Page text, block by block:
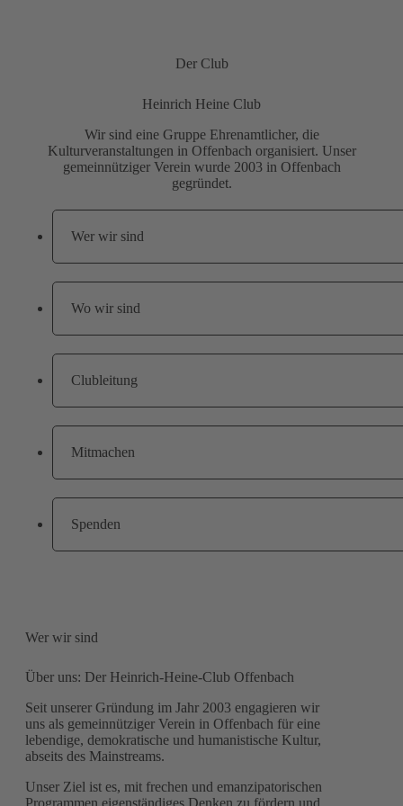
Der Club
Heinrich Heine Club
Wir sind eine Gruppe Ehrenamtlicher, die
Kulturveranstaltungen in Offenbach organisiert. Unser
gemeinnütziger Verein wurde 2003 in Offenbach
gegründet.
Wer wir sind
Wo wir sind
Clubleitung
Mitmachen
Spenden
Wer wir sind
Über uns: Der Heinrich-Heine-Club Offenbach
Seit unserer Gründung im Jahr 2003 engagieren wir
uns als gemeinnütziger Verein in Offenbach für eine
lebendige, demokratische und humanistische Kultur,
abseits des Mainstreams.
Unser Ziel ist es, mit frechen und emanzipatorischen